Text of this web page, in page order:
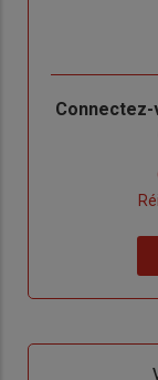
Body
de
me